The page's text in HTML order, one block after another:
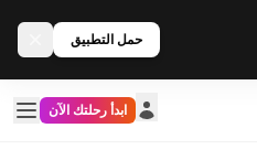
حمل التطبيق
ابدأ رحلتك الآن